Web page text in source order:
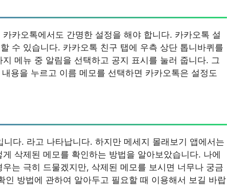
카오톡에서도 간명한 설정을 해야 합니다. 카카오톡 설
수 있습니다. 카카오톡 친구 탭에 우측 상단 톱니바퀴를
메뉴 중 알림을 선택하고 공지 표시를 눌러 줍니다. 그
용을 누르고 이름 메모를 선택하면 카카오톡은 설정도
다. 라고 나타납니다. 하지만 메세지 몰래보기 앱에서는
삭제된 메모를 확인하는 방법을 알아보았습니다. 나에
는 극히 드물겠지만, 삭제된 메모를 보시면 너무나 궁금
인 방법에 관하여 알아두고 필요할 때 이용해서 보길 바랍